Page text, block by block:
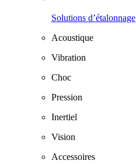
Solutions d’étalonnage
Acoustique
Vibration
Choc
Pression
Inertiel
Vision
Accessoires